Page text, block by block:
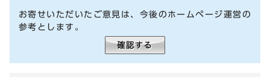
お寄せいただいたご意見は、今後のホームページ運営の
参考とします。